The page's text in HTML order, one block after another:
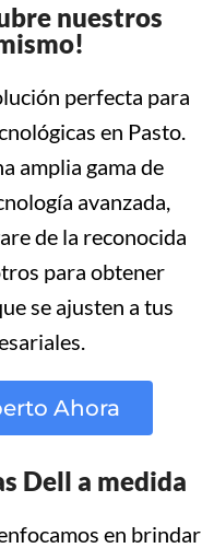
nuestros
perfecta para
en Pasto.
amplia gama de
avanzada,
de la reconocida
para obtener
se ajusten a tus
Ahora
Dell a medida
en brindar